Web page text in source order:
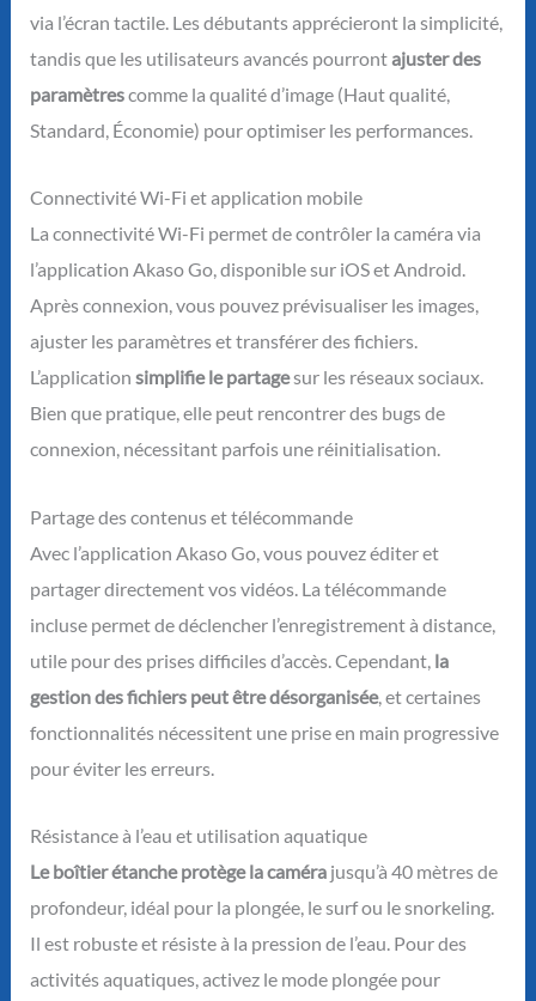
via l’écran tactile. Les débutants apprécieront la simplicité,
tandis que les utilisateurs avancés pourrontajuster des
paramètrescomme la qualité d’image (Haut qualité,
Standard, Économie) pour optimiser les performances.
Connectivité Wi-Fi et application mobile
La connectivité Wi-Fi permet de contrôler la caméra via
l’application Akaso Go, disponible sur iOS et Android.
Après connexion, vous pouvez prévisualiser les images,
ajuster les paramètres et transférer des fichiers.
L’applicationsimplifie le partagesur les réseaux sociaux.
Bien que pratique, elle peut rencontrer des bugs de
connexion, nécessitant parfois une réinitialisation.
Partage des contenus et télécommande
Avec l’application Akaso Go, vous pouvez éditer et
partager directement vos vidéos. La télécommande
incluse permet de déclencher l’enregistrement à distance,
utile pour des prises difficiles d’accès. Cependant, la
gestion des fichiers peut être désorganisée, et certaines
fonctionnalités nécessitent une prise en main progressive
pour éviter les erreurs.
Résistance à l’eau et utilisation aquatique
Le boîtier étanche protège la caméra jusqu’à 40 mètres de
profondeur, idéal pour la plongée, le surf ou le snorkeling.
Il est robuste et résiste à la pression de l’eau. Pour des
activités aquatiques, activez le mode plongée pour